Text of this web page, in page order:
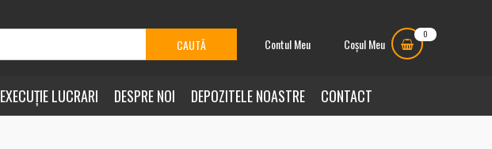
Contul Meu
Coșul Meu
0
EXECUȚIE LUCRARI DESPRE NOI DEPOZITELE NOASTRE CONTACT